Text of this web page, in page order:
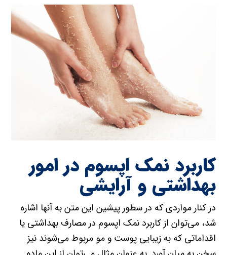
کاربرد نمک اپسوم در امور
بهداشتی و آرایشی
در کنار مواردی که در سطور پیشین این متن به آنها اشاره
شد، می‌توان از کاربرد نمک اپسوم در مصارف بهداشتی یا
اقداماتی که به زیبایی پوست و مو مربوط می‌شوند نیز